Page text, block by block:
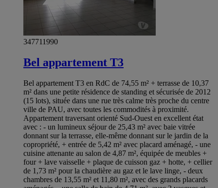
347711990
Bel appartement T3
Bel appartement T3 en RdC de 74,55 m² + terrasse de 10,37
m² dans une petite résidence de standing et sécurisée de 2012
(15 lots), située dans une rue très calme très proche du centre
ville de PAU, avec toutes les commodités à proximité.
Appartement traversant orienté Sud-Ouest en excellent état
avec : - un lumineux séjour de 25,43 m² avec baie vitrée
donnant sur la terrasse, elle-même donnant sur le jardin de la
copropriété, + entrée de 5,42 m² avec placard aménagé, - une
cuisine attenante au salon de 4,87 m², équipée de meubles +
four + lave vaisselle + plaque de cuisson gaz + hotte, + cellier
de 1,73 m² pour la chaudière au gaz et le lave linge, - deux
chambres de 13,55 m² et 11,80 m², avec des grands placards